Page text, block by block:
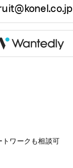
ワークも相談可